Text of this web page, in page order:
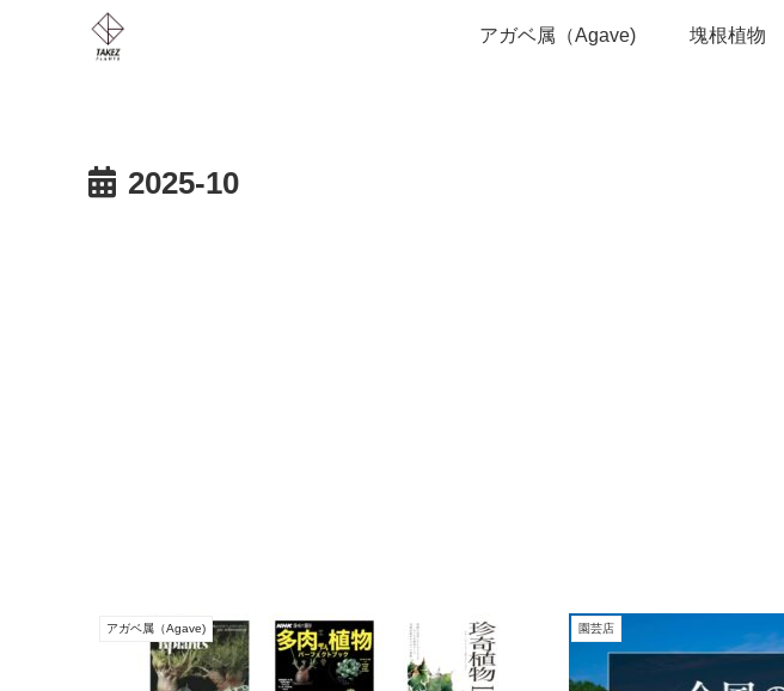
アガベ属（Agave) 塊根植物
2025-10
アガベ属（Agave) 園芸店